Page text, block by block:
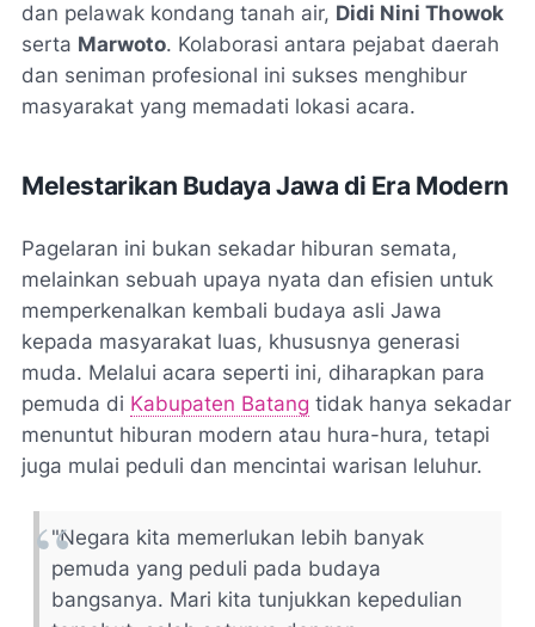
dan pelawak kondang tanah air, Didi Nini Thowok
serta Marwoto. Kolaborasi antara pejabat daerah
dan seniman profesional ini sukses menghibur
masyarakat yang memadati lokasi acara.
Melestarikan Budaya Jawa di Era Modern
Pagelaran ini bukan sekadar hiburan semata,
melainkan sebuah upaya nyata dan efisien untuk
memperkenalkan kembali budaya asli Jawa
kepada masyarakat luas, khususnya generasi
muda. Melalui acara seperti ini, diharapkan para
pemuda di Kabupaten Batang tidak hanya sekadar
menuntut hiburan modern atau hura-hura, tetapi
juga mulai peduli dan mencintai warisan leluhur.
"Negara kita memerlukan lebih banyak
pemuda yang peduli pada budaya
bangsanya. Mari kita tunjukkan kepedulian